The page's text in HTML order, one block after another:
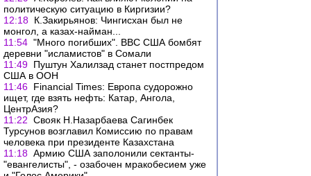
политическую ситуацию в Киргизии?
12:18 К.Закирьянов: Чингисхан был не
монгол, а казах-найман...
11:54 "Много погибших". ВВС США бомбят
деревни "исламистов" в Сомали
11:49 Пуштун Халилзад станет постпредом
США в ООН
11:46 Financial Times: Европа судорожно
ищет, где взять нефть: Катар, Ангола,
ЦентрАзия?
11:22 Cвояк Н.Назарбаева Сагинбек
Турсунов возглавил Комиссию по правам
человека при президенте Казахстана
11:18 Армию США заполонили сектанты-
"евангелисты", - озабочен мракобесием уже